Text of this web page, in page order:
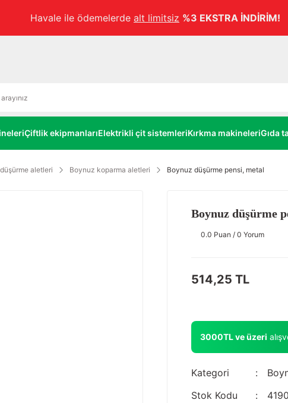
Havale ile ödemelerde alt limitsiz %3 EKSTRA İNDİRİM!
Çiftlik ekipmanlarıElektrikli çit sistemleriKırkma makineleriGıda
aletleri Boynuz koparma aletleri Boynuz düşürme pensi, metal
Boynuz düşürme
0.0 Puan / 0 Yorum
514,25 TL
3000TL ve üzeri
Kategori
Stok Kodu